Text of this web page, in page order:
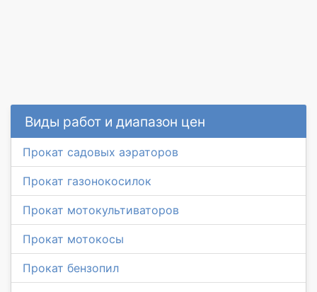
Виды работ и диапазон цен
Прокат садовых аэраторов
Прокат газонокосилок
Прокат мотокультиваторов
Прокат мотокосы
Прокат бензопил